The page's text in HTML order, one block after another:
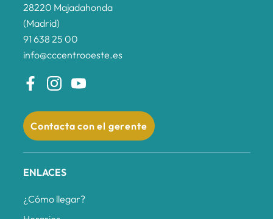
28220 Majadahonda
(Madrid)
91 638 25 00
info@cccentrooeste.es
Contacta con el gerente
ENLACES
¿Cómo llegar?